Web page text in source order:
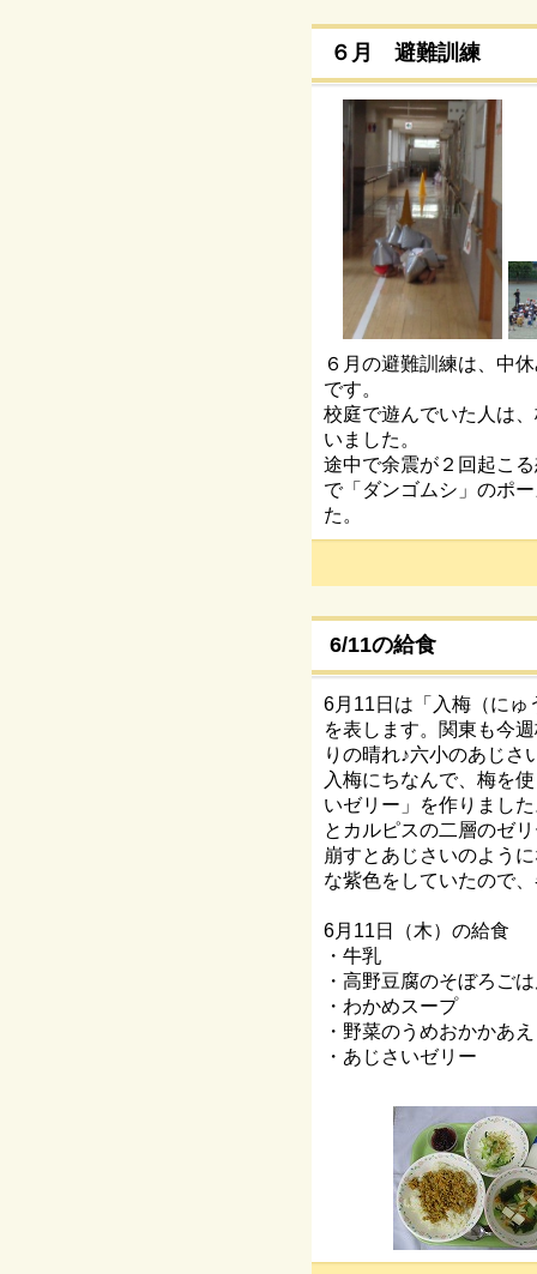
６月 避難訓練
６月の避難訓練は、中
です。
校庭で遊んでいた人は
いました。
途中で余震が２回起こ
で「ダンゴムシ」のポ
た。
6/11の給食
6月11日は「入梅（にゅ
を表します。関東も今
りの晴れ♪六小のあじさ
入梅にちなんで、梅を
いゼリー」を作りまし
とカルピスの二層のゼ
崩すとあじさいのよう
な紫色をしていたので
6月11日（木）の給食
・牛乳
・高野豆腐のそぼろご
・わかめスープ
・野菜のうめおかかあえ
・あじさいゼリー